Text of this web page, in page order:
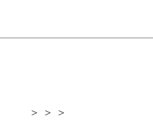
> > >